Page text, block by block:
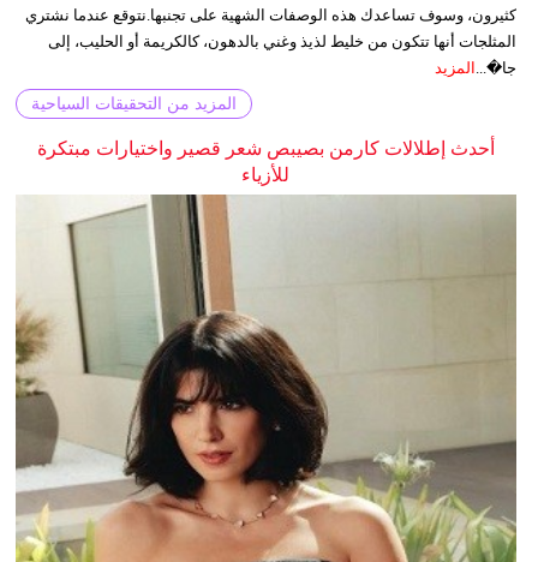
كثيرون، وسوف تساعدك هذه الوصفات الشهية على تجنبها.نتوقع عندما نشتري
المثلجات أنها تتكون من خليط لذيذ وغني بالدهون، كالكريمة أو الحليب، إلى
جا�... المزيد
المزيد من التحقيقات السياحية
أحدث إطلالات كارمن بصيبص شعر قصير واختيارات مبتكرة
للأزياء